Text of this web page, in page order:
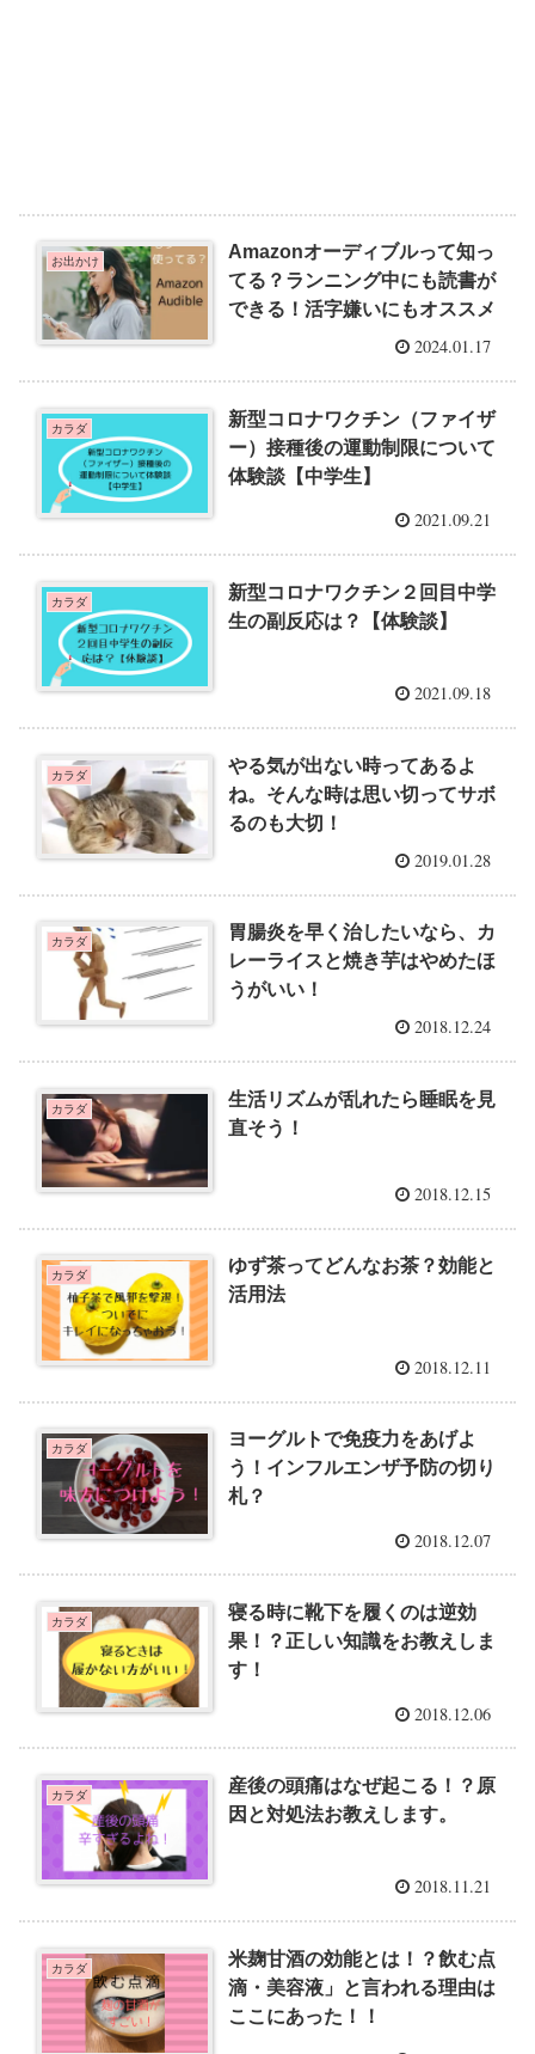
お出かけ
Amazonオーディブルって知っ
てる？ランニング中にも読書が
できる！活字嫌いにもオススメ
2024.01.17
カラダ
新型コロナワクチン（ファイザ
ー）接種後の運動制限について
体験談【中学生】
2021.09.21
カラダ
新型コロナワクチン２回目中学
生の副反応は？【体験談】
2021.09.18
カラダ
やる気が出ない時ってあるよ
ね。そんな時は思い切ってサボ
るのも大切！
2019.01.28
カラダ
胃腸炎を早く治したいなら、カ
レーライスと焼き芋はやめたほ
うがいい！
2018.12.24
カラダ
生活リズムが乱れたら睡眠を見
直そう！
2018.12.15
カラダ
ゆず茶ってどんなお茶？効能と
活用法
2018.12.11
カラダ
ヨーグルトで免疫力をあげよ
う！インフルエンザ予防の切り
札？
2018.12.07
カラダ
寝る時に靴下を履くのは逆効
果！？正しい知識をお教えしま
す！
2018.12.06
カラダ
産後の頭痛はなぜ起こる！？原
因と対処法お教えします。
2018.11.21
カラダ
米麹甘酒の効能とは！？飲む点
滴・美容液」と言われる理由は
ここにあった！！